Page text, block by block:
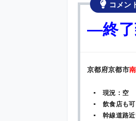
コメン
—終
京都府京都市
▪ 現況：空
▪ 飲食店も可
▪ 幹線道路近